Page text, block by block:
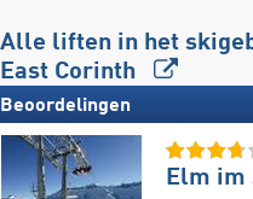
Alle liften in het
East Corinth
Beoordelingen
Elm im